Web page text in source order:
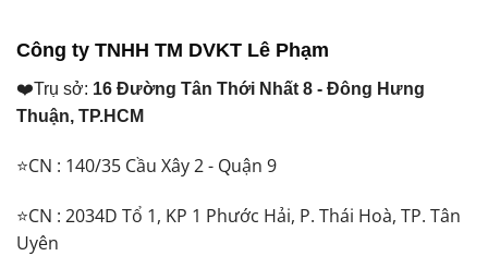
Công ty TNHH TM DVKT Lê Phạm
❤️Trụ sở: 16 Đường Tân Thới Nhất 8 - Đông Hưng
Thuận, TP.HCM
⭐CN : 140/35 Cầu Xây 2 - Quận 9
⭐CN : 2034D Tổ 1, KP 1 Phước Hải, P. Thái Hoà, TP. Tân
Uyên